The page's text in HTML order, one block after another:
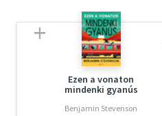
Ezen a vonaton
mindenki gyanús
Benjamin Stevenson